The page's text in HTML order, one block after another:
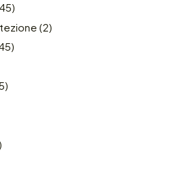
(2)